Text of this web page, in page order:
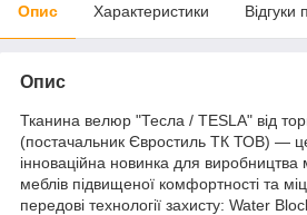
Опис Характеристики Відгуки
Опис
Тканина велюр "Тесла / TESLA" від
(постачальник Євростиль ТК ТОВ) —
інноваційна новинка для виробництва
меблів підвищеної комфортності та
передові технології захисту: Water